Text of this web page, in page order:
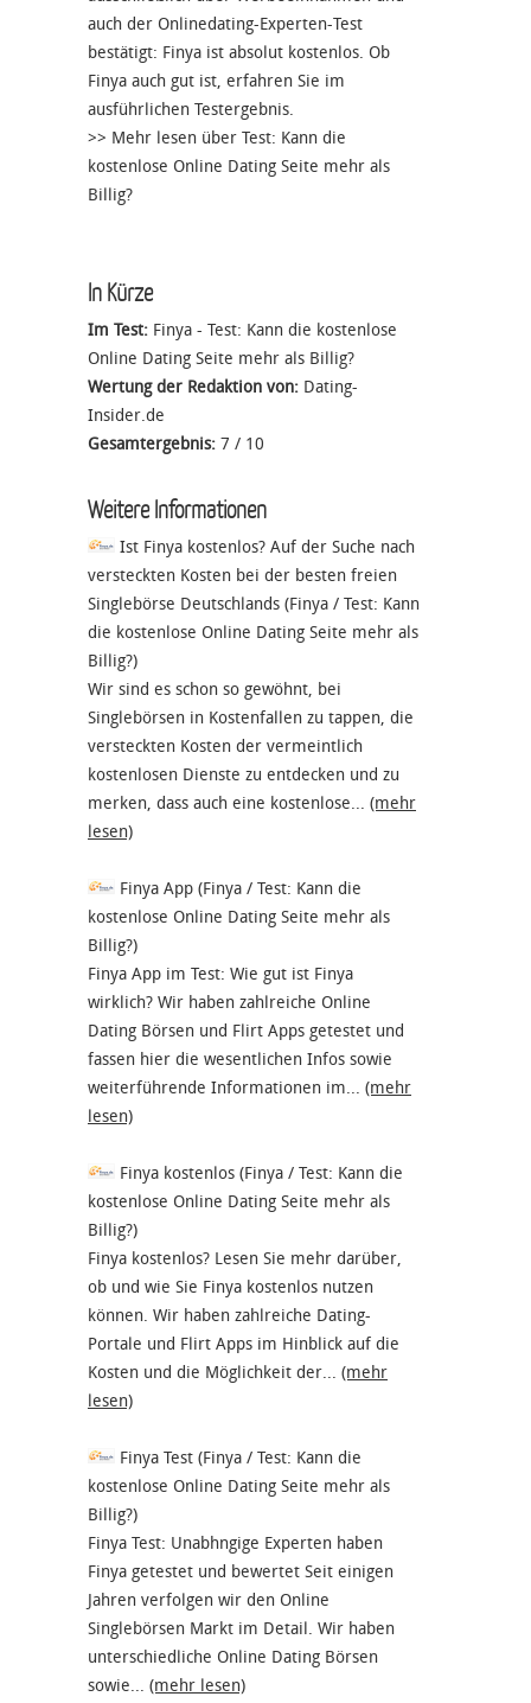
auch der Onlinedating-Experten-Test
bestätigt: Finya ist absolut kostenlos. Ob
Finya auch gut ist, erfahren Sie im
ausführlichen Testergebnis.
>> Mehr lesen über Test: Kann die
kostenlose Online Dating Seite mehr als
Billig?
In Kürze
Im Test: Finya - Test: Kann die kostenlose
Online Dating Seite mehr als Billig?
Wertung der Redaktion von: Dating-
Insider.de
Gesamtergebnis: 7 / 10
Weitere Informationen
Ist Finya kostenlos? Auf der Suche nach
versteckten Kosten bei der besten freien
Singlebörse Deutschlands (Finya / Test: Kann
die kostenlose Online Dating Seite mehr als
Billig?)
Wir sind es schon so gewöhnt, bei
Singlebörsen in Kostenfallen zu tappen, die
versteckten Kosten der vermeintlich
kostenlosen Dienste zu entdecken und zu
merken, dass auch eine kostenlose... (mehr
lesen)
Finya App (Finya / Test: Kann die
kostenlose Online Dating Seite mehr als
Billig?)
Finya App im Test: Wie gut ist Finya
wirklich? Wir haben zahlreiche Online
Dating Börsen und Flirt Apps getestet und
fassen hier die wesentlichen Infos sowie
weiterführende Informationen im... (mehr
lesen)
Finya kostenlos (Finya / Test: Kann die
kostenlose Online Dating Seite mehr als
Billig?)
Finya kostenlos? Lesen Sie mehr darüber,
ob und wie Sie Finya kostenlos nutzen
können. Wir haben zahlreiche Dating-
Portale und Flirt Apps im Hinblick auf die
Kosten und die Möglichkeit der... (mehr
lesen)
Finya Test (Finya / Test: Kann die
kostenlose Online Dating Seite mehr als
Billig?)
Finya Test: Unabhngige Experten haben
Finya getestet und bewertet Seit einigen
Jahren verfolgen wir den Online
Singlebörsen Markt im Detail. Wir haben
unterschiedliche Online Dating Börsen
sowie... (mehr lesen)